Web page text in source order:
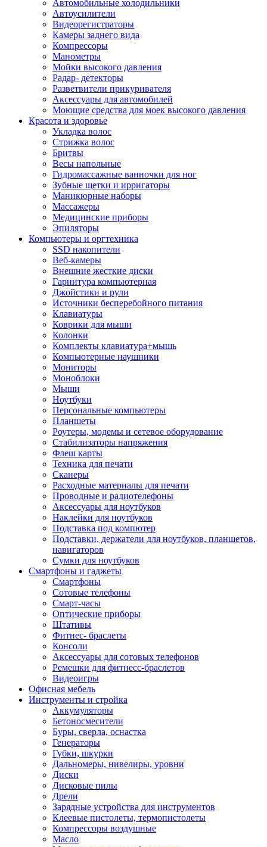
Автомобильные холодильники
Автоусилители
Видеорегистраторы
Камеры заднего вида
Компрессоры
Манометры
Мойки высокого давления
Радар- детекторы
Разветвители прикуривателя
Аксессуары для автомобилей
Моющие средства для моек высокого давления
Красота и здоровье
Укладка волос
Стрижка волос
Бритвы
Весы напольные
Гидромассажные ванночки для ног
Зубные щетки и ирригаторы
Маникюрные наборы
Массажеры
Медицинские приборы
Эпиляторы
Компьютеры и оргтехника
SSD накопители
Веб-камеры
Внешние жесткие диски
Гарнитура компьютерная
Джойстики и рули
Источники бесперебойного питания
Клавиатуры
Коврики для мыши
Колонки
Комплекты клавиатура+мышь
Компьютерные наушники
Мониторы
Моноблоки
Мыши
Ноутбуки
Персональные компьютеры
Планшеты
Роутеры, модемы и сетевое оборудование
Стабилизаторы напряжения
Флеш карты
Техника для печати
Сканеры
Расходные материалы для печати
Проводные и радиотелефоны
Аксессуары для ноутбуков
Наклейки для ноутбуков
Подставка под компютер
Подставки, держатели для ноутбуков, планшетов,
навигаторов
Сумки для ноутбуков
Смартфоны и гаджеты
Смартфоны
Сотовые телефоны
Смарт-часы
Оптические приборы
Штативы
Фитнес- браслеты
Консоли
Аксессуары для сотовых телефонов
Ремешки для фитнесс-браслетов
Видеоигры
Офисная мебель
Инструменты и стройка
Аккумуляторы
Бетоносмесители
Буры, сверла, оснастка
Генераторы
Губки, шкурки
Дальномеры, нивелиры, уровни
Диски
Дисковые пилы
Дрели
Зарядные устройства для инструментов
Клеевые пистолеты, термопистолеты
Компрессоры воздушные
Масло